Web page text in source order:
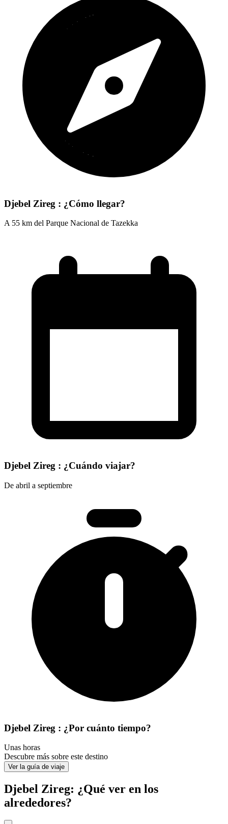
Djebel Zireg : ¿Cómo llegar?
A 55 km del Parque Nacional de Tazekka
Djebel Zireg : ¿Cuándo viajar?
De abril a septiembre
Djebel Zireg : ¿Por cuánto tiempo?
Unas horas
Descubre más sobre este destino
Ver la guía de viaje
Djebel Zireg: ¿Qué ver en los
alrededores?